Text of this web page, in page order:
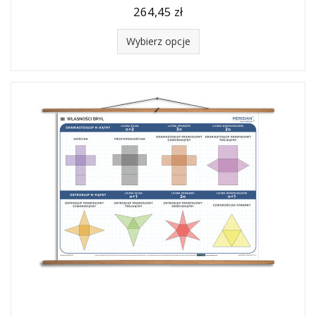
264,45 zł
Wybierz opcje